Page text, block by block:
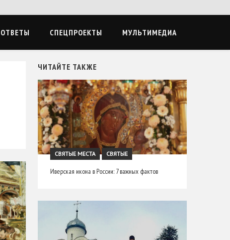
ОТВЕТЫ СПЕЦПРОЕКТЫ МУЛЬТИМЕДИА
ЧИТАЙТЕ ТАКЖЕ
СВЯТЫЕ МЕСТА СВЯТЫЕ
Иверская икона в России: 7 важных фактов